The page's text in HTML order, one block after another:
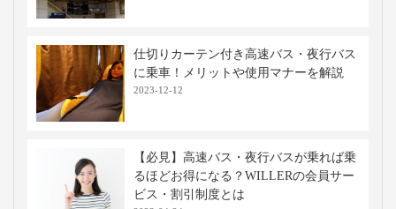
仕切りカーテン付き高速バス・夜行バス
に乗車！メリットや使用マナーを解説
2023-12-12
【必見】高速バス・夜行バスが乗れば乗
るほどお得になる？WILLERの会員サー
ビス・割引制度とは